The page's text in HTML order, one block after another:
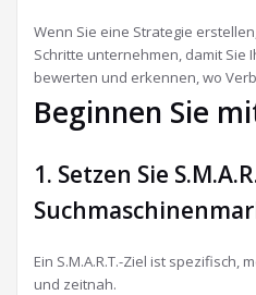
Wenn Sie eine Strategie
Schritte unternehmen, damit Sie
bewerten und erkennen, wo
Beginnen Sie
1. Setzen Sie
Ein S.M.A.R.T.-Ziel ist spezifisch,
und zeitnah.